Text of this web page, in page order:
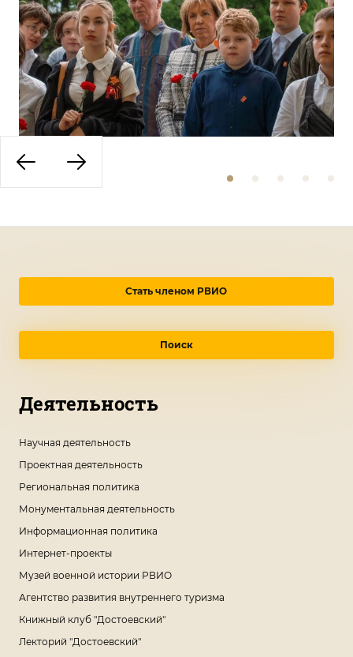
Стать членом РВИО
Поиск
Деятельность
Научная деятельность
Проектная деятельность
Региональная политика
Монументальная деятельность
Информационная политика
Интернет-проекты
Музей военной истории РВИО
Агентство развития внутреннего туризма
Книжный клуб "Достоевский"
Лекторий "Достоевский"